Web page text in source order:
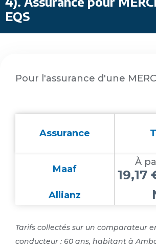
EQS
Pour l'assurance d'une
Assurance
Maaf
À
19,17
Allianz
Tarifs collectés sur un comparateur
conducteur : 60 ans, habitant à